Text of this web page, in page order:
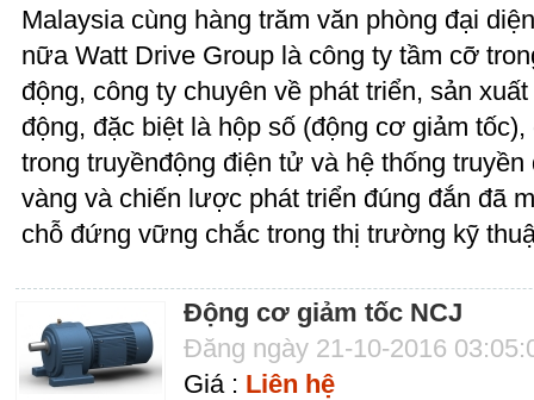
Malaysia cùng hàng trăm văn phòng đại
nữa Watt Drive Group là công ty tầm cỡ
động, công ty chuyên về phát triển, sản
động, đặc biệt là hộp số (động cơ giảm
trong truyềnđộng điện tử và hệ thống
vàng và chiến lược phát triển đúng đắn đã
chỗ đứng vững chắc trong thị trường kỹ
Động cơ giảm tốc NCJ
Đăng ngày 21-10-2016
Giá : Liên hệ